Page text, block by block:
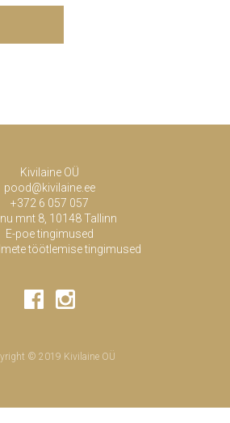
Kivilaine OÜ
pood@kivilaine.ee
+372 6 057 057
mnt 8, 10148 Tallinn
E-poe tingimused
töötlemise tingimused
© 2019 Kivilaine OÜ